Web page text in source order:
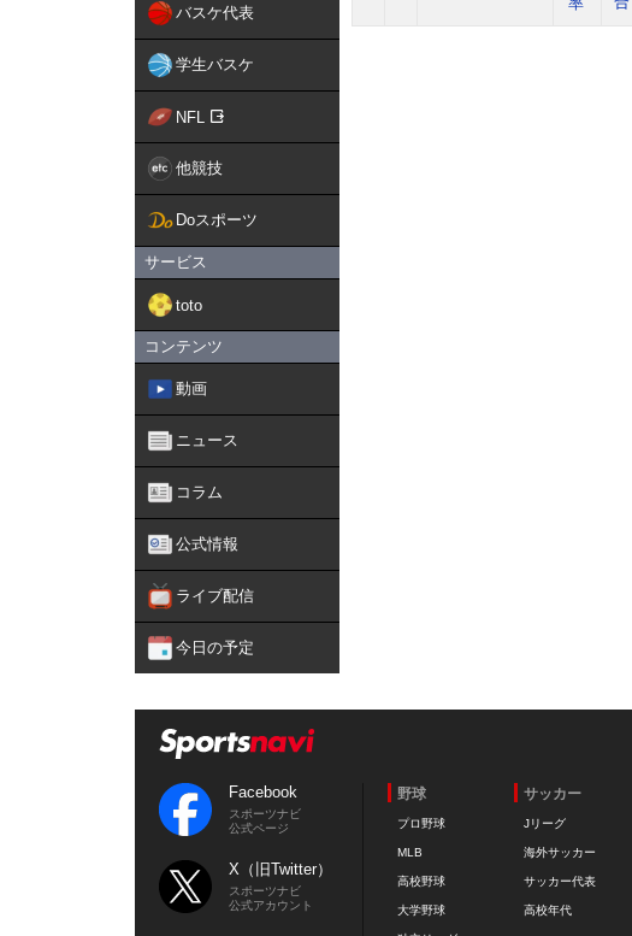
バスケ代表
学生バスケ
NFL
他競技
Doスポーツ
サービス
toto
コンテンツ
動画
ニュース
コラム
公式情報
ライブ配信
今日の予定
Facebook
スポーツナビ
公式ページ
X（旧Twitter）
スポーツナビ
公式アカウント
野球
プロ野球
MLB
高校野球
大学野球
サッカー
Jリーグ
海外サッカー
サッカー代表
高校年代